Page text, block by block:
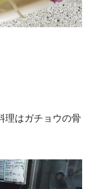
理はガチョウの骨